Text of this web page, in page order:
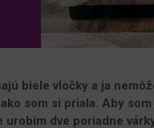
biele vločky a ja
som si priala. Aby
urobím dve poriadne